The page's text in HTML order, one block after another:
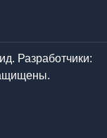
Разработчики: